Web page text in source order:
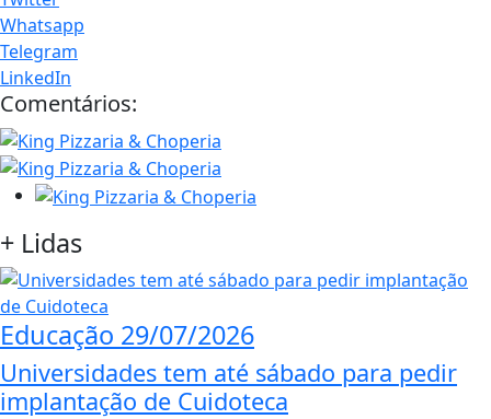
Whatsapp
Telegram
LinkedIn
Comentários:
+ Lidas
Educação 29/07/2026
Universidades tem até sábado para pedir
implantação de Cuidoteca